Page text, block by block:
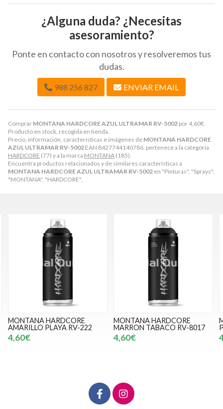
Comprar MONTANA HARDCORE AZUL ULTRAMAR RV-5002 por4,60€.
Producto en stock, recogida en tienda.
Precio, información, características e imágenes de MONTANA HARDCORE
AZUL ULTRAMAR RV-5002 EAN 8427744140786, pertenece a la categoría
HARDCORE (77) y a la marca MONTANA (185).
Encuentra productos relacionados y de similares características a
MONTANA HARDCORE AZUL ULTRAMAR RV-5002 en "Pinturas", "Sprays",
"MONTANA", "HARDCORE".
¿Alguna duda? ¿Necesitas
asesoramiento?
Ponte en contacto con nosotros y resolveremos tus
dudas.
988 256 827 ENVIAR EMAIL
MONTANA HARDCORE
MARRON TABACO RV-8017
4,60€
MONTANA HARDCORE
PROMETHEUS RV-210
4,60€